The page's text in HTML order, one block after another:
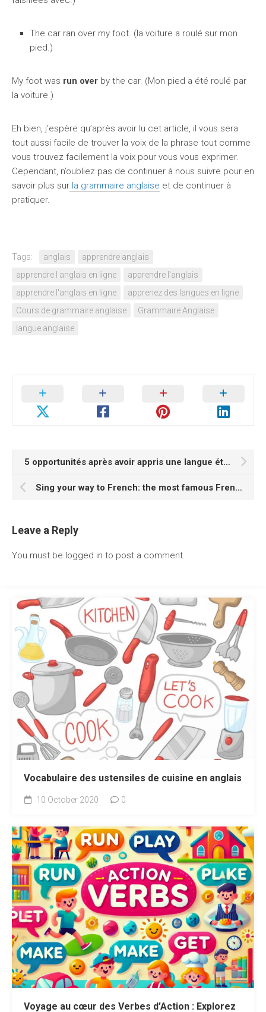
The car ran over my foot. (la voiture a roulé sur mon
pied.)
My foot was run over by the car. (Mon pied a été roulé par
la voiture.)
Eh bien, j’espère qu’après avoir lu cet article, il vous sera
tout aussi facile de trouver la voix de la phrase tout comme
vous trouvez facilement la voix pour vous vous exprimer.
Cependant, n’oubliez pas de continuer à nous suivre pour en
savoir plus sur la grammaire anglaise et de continuer à
pratiquer.
Tags: anglais
apprendre anglais
apprendre l anglais en ligne
apprendre l'anglais
apprendre l'anglais en ligne
apprenez des langues en ligne
Cours de grammaire anglaise
Grammaire Anglaise
langue anglaise
5 opportunités après avoir appris une langue étrangère
Sing your way to French: the most famous French songs
Leave a Reply
You must be logged in to post a comment.
Vocabulaire des ustensiles de cuisine en anglais
10 October 2020 0
Voyage au cœur des Verbes d’Action : Explorez